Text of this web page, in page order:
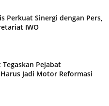
Perkuat Sinergi dengan Pers,
IWO
Pejabat
Jadi Motor Reformasi